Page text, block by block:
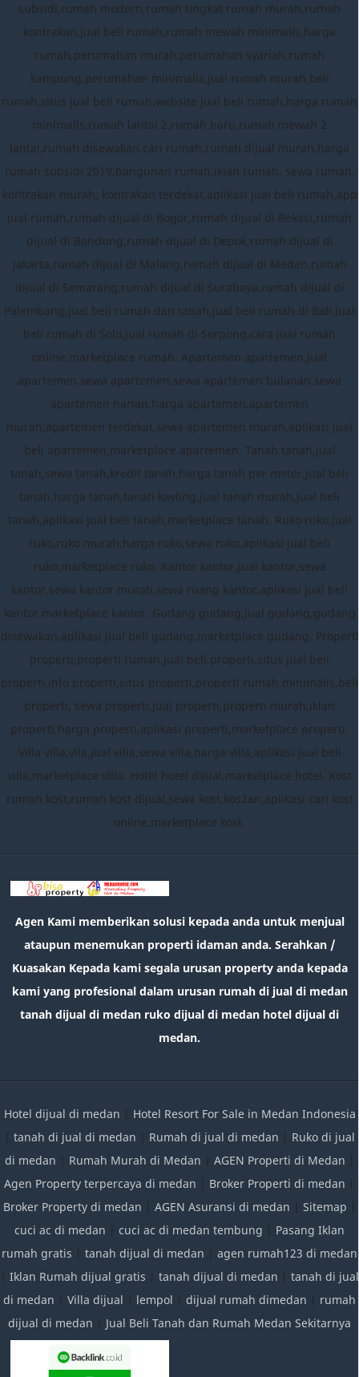
subsidi,rumah modern,rumah tingkat,rumah murah,rumah
kontrakan,jual beli rumah,rumah mewah minimalis,harga
rumah,perumahan murah,perumahan syariah,rumah
kampung,perumahan minimalis,jual rumah murah,beli
rumah,situs jual beli rumah,website jual beli rumah,harga rumah
minimalis,rumah lantai 2,rumah baru,rumah mewah 2
lantai,rumah disewakan,cari rumah,rumah dijual murah,harga
rumah subsidi 2019,bangunan rumah,iklan rumah, sewa rumah,
kontrakan murah, kontrakan terdekat,aplikasi jual beli rumah,app
jual rumah,rumah dijual di Bogor,rumah dijual di Bekasi,rumah
dijual di Bandung,rumah dijual di Depok,rumah dijual di
Jakarta,rumah dijual di Malang,rumah dijual di Medan,rumah
dijual di Semarang,rumah dijual di Surabaya,rumah dijual di
Palembang,jual beli rumah dan tanah,jual beli rumah di Bali,jual
beli rumah di Solo,jual rumah di Serpong,cara jual rumah
online,marketplace rumah. Apartemen apartemen,jual
apartemen,sewa apartemen,sewa apartemen bulanan,sewa
apartemen harian,harga apartemen,apartemen
murah,apartemen terdekat,sewa apartemen murah,aplikasi jual
beli apartemen,marketplace apartemen. Tanah tanah,jual
tanah,sewa tanah,kredit tanah,harga tanah per meter,jual beli
tanah,harga tanah,tanah kavling,jual tanah murah,jual beli
tanah,aplikasi jual beli tanah,marketplace tanah. Ruko ruko,jual
ruko,ruko murah,harga ruko,sewa ruko,aplikasi jual beli
ruko,marketplace ruko. Kantor kantor,jual kantor,sewa
kantor,sewa kantor murah,sewa ruang kantor,aplikasi jual beli
kantor,marketplace kantor. Gudang gudang,jual gudang,gudang
disewakan,aplikasi jual beli gudang,marketplace gudang. Properti
properti,properti rumah,jual beli properti,situs jual beli
properti,info properti,situs properti,properti rumah minimalis,beli
properti, sewa properti,jual properti,properti murah,iklan
properti,harga properti,aplikasi properti,marketplace properti.
Villa villa,vila,jual villa,sewa villa,harga villa,aplikasi jual beli
villa,marketplace villa. Hotel hotel dijual,marketplace hotel. Kost
rumah kost,rumah kost dijual,sewa kost,kos2an,aplikasi cari kost
online,marketplace kost.
Agen Kami memberikan solusi kepada anda untuk menjual
ataupun menemukan properti idaman anda. Serahkan /
Kuasakan Kepada kami segala urusan property anda kepada
kami yang profesional dalam urusan rumah di jual di medan
tanah dijual di medan ruko dijual di medan hotel dijual di
medan.
Hotel dijual di medan | Hotel Resort For Sale in Medan Indonesia
| tanah di jual di medan | Rumah di jual di medan | Ruko di jual
di medan | Rumah Murah di Medan | AGEN Properti di Medan |
Agen Property terpercaya di medan | Broker Properti di medan |
Broker Property di medan | AGEN Asuransi di medan | Sitemap |
cuci ac di medan | cuci ac di medan tembung | Pasang Iklan
rumah gratis | tanah dijual di medan | agen rumah123 di medan
| Iklan Rumah dijual gratis | tanah dijual di medan | tanah di jual
di medan | Villa dijual | lempol | dijual rumah dimedan | rumah
dijual di medan | Jual Beli Tanah dan Rumah Medan Sekitarnya